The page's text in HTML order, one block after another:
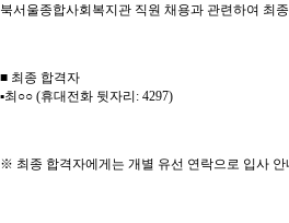
북서울종합사회복지관 직원 채용과 관련하여 최
■ 최종 합격자
▪최 ○○ (휴대전화 뒷자리 : 4297)
※ 최종 합격자에게는 개별 유선 연락으로 입사